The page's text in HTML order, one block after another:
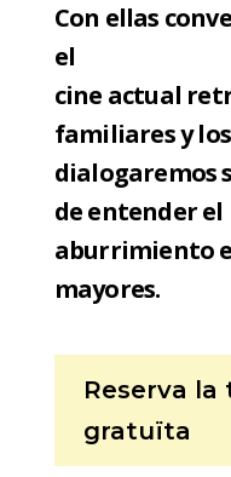
Con ellas
el
cine actual
familiares y
dialogaremos
de entender el
aburrimiento
mayores.
Reserva
gratuïta